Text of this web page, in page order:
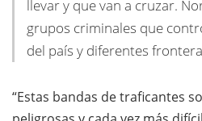
llevar y que van a cruzar.
grupos criminales que
del país y diferentes
“Estas bandas de traficantes